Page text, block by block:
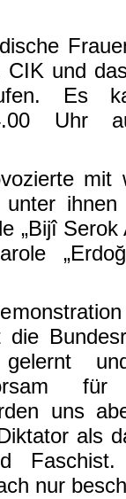
und
Es
Uhr
mit
unter
„Bijî
die
gelernt
für
uns
als
nur